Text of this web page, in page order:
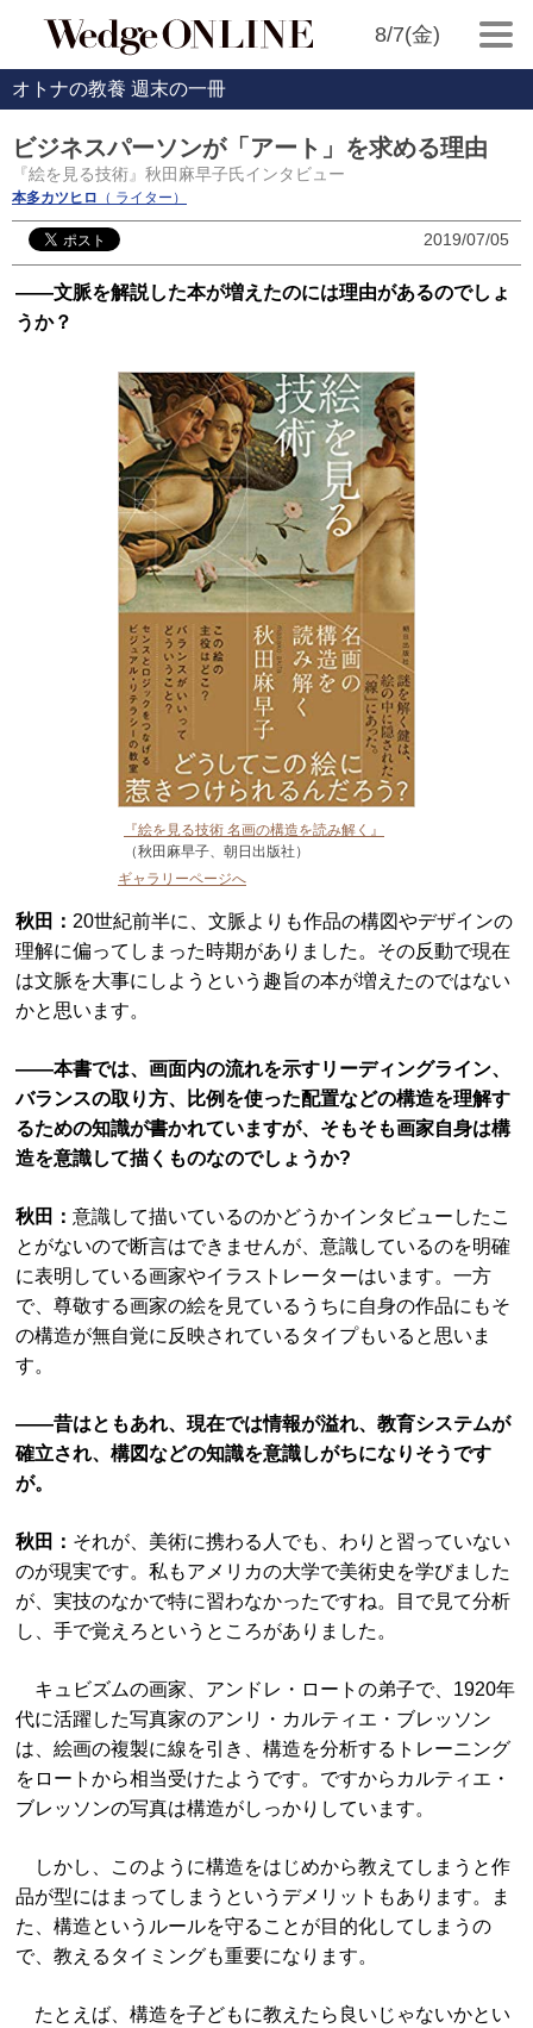
8/7(金)
オトナの教養 週末の一冊
ビジネスパーソンが「アート」を求める理由
『絵を見る技術』秋田麻早子氏インタビュー
本多カツヒロ （ ライター）
2019/07/05
――文脈を解説した本が増えたのには理由があるのでしょ
うか？
『絵を見る技術 名画の構造を読み解く』
（秋田麻早子、朝日出版社）
ギャラリーページへ
秋田： 20世紀前半に、文脈よりも作品の構図やデザインの
理解に偏ってしまった時期がありました。その反動で現在
は文脈を大事にしようという趣旨の本が増えたのではない
かと思います。
――本書では、画面内の流れを示すリーディングライン、
バランスの取り方、比例を使った配置などの構造を理解す
るための知識が書かれていますが、そもそも画家自身は構
造を意識して描くものなのでしょうか?
秋田：意識して描いているのかどうかインタビューしたこ
とがないので断言はできませんが、意識しているのを明確
に表明している画家やイラストレーターはいます。一方
で、尊敬する画家の絵を見ているうちに自身の作品にもそ
の構造が無自覚に反映されているタイプもいると思いま
す。
――昔はともあれ、現在では情報が溢れ、教育システムが
確立され、構図などの知識を意識しがちになりそうです
が。
秋田： それが、美術に携わる人でも、わりと習っていない
のが現実です。私もアメリカの大学で美術史を学びました
が、実技のなかで特に習わなかったですね。目で見て分析
し、手で覚えろというところがありました。
キュビズムの画家、アンドレ・ロートの弟子で、1920年
代に活躍した写真家のアンリ・カルティエ・ブレッソン
は、絵画の複製に線を引き、構造を分析するトレーニング
をロートから相当受けたようです。ですからカルティエ・
ブレッソンの写真は構造がしっかりしています。
しかし、このように構造をはじめから教えてしまうと作
品が型にはまってしまうというデメリットもあります。ま
た、構造というルールを守ることが目的化してしまうの
で、教えるタイミングも重要になります。
たとえば、構造を子どもに教えたら良いじゃないかとい